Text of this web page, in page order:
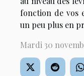
fonction de vos
un peu plus en
Mardi 30